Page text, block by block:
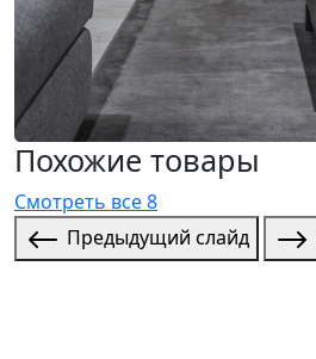
Похожие товары
Смотреть все 8
Предыдущий слайд